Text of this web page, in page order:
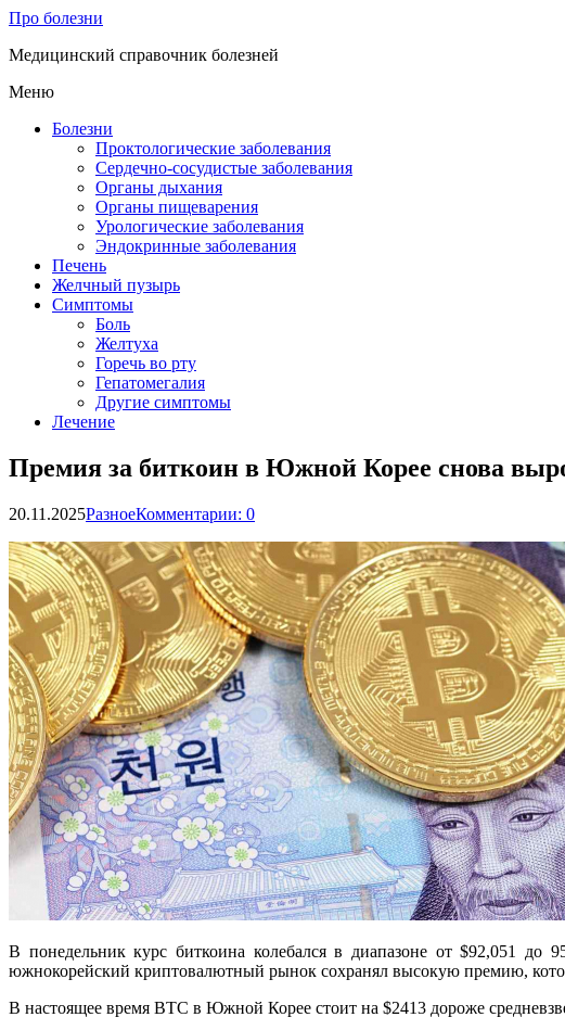
Про болезни
Медицинский справочник болезней
Меню
Болезни
Проктологические заболевания
Сердечно-сосудистые заболевания
Органы дыхания
Органы пищеварения
Урологические заболевания
Эндокринные заболевания
Печень
Желчный пузырь
Симптомы
Боль
Желтуха
Горечь во рту
Гепатомегалия
Другие симптомы
Лечение
Премия за биткоин в Южной Корее снова
20.11.2025РазноеКомментарии: 0
В понедельник курс биткоина колебался в диапазоне от $92,051 до
южнокорейский криптовалютный рынок сохранял высокую премию,
В настоящее время BTC в Южной Корее стоит на $2413 дороже